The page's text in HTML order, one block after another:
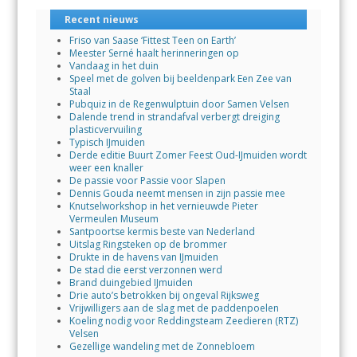
Recent nieuws
Friso van Saase ‘Fittest Teen on Earth’
Meester Serné haalt herinneringen op
Vandaag in het duin
Speel met de golven bij beeldenpark Een Zee van
Staal
Pubquiz in de Regenwulptuin door Samen Velsen
Dalende trend in strandafval verbergt dreiging
plasticvervuiling
Typisch IJmuiden
Derde editie Buurt Zomer Feest Oud-IJmuiden wordt
weer een knaller
De passie voor Passie voor Slapen
Dennis Gouda neemt mensen in zijn passie mee
Knutselworkshop in het vernieuwde Pieter
Vermeulen Museum
Santpoortse kermis beste van Nederland
Uitslag Ringsteken op de brommer
Drukte in de havens van IJmuiden
De stad die eerst verzonnen werd
Brand duingebied IJmuiden
Drie auto’s betrokken bij ongeval Rijksweg
Vrijwilligers aan de slag met de paddenpoelen
Koeling nodig voor Reddingsteam Zeedieren (RTZ)
Velsen
Gezellige wandeling met de Zonnebloem